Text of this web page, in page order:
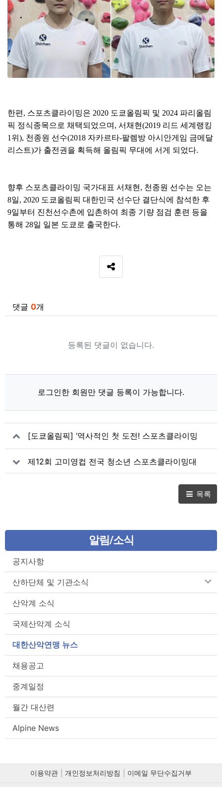
한편 , 스포츠클라이밍은 2020 도쿄올림픽 및 2024 파리올림
픽 정식종목으로 채택되었으며 , 서채현(2019 리드 세계랭킹
1 위 ), 천종원 선수(2018 자카르타-팔렘방 아시안게임 금메달
리스트)가 출전권을 획득해 올림픽 무대에 서게 되었다.
향후 스포츠클라이밍 국가대표 서채현 , 천종원 선수는 오는
8일, 2020 도쿄올림픽 대한민국 선수단 결단식에 참석한 후
9일부터 진천선수촌에 입촌하여 최종 기량 점검 훈련 등을
통해 28일 일본 도쿄로 출국한다.
SNS 공유
댓글 0개
등록된 댓글이 없습니다.
로그인한 회원만 댓글 등록이 가능합니다.
[도쿄올림픽] ‘역사적인 첫 도전! 스포츠클라이밍
국가대표 서채현·천종원 선수' , 28일 오전 출국
제12회 고미영컵 전국 청소년 스포츠클라이밍대
회 성료
목록
알림/소식
공지사항
산하단체 및 기관소식
산악계 소식
국제산악계 소식
대한산악연맹 뉴스
채용공고
중계일정
월간 대산련
Alpine News
이용약관 개인정보처리방침 이메일 무단수집거부